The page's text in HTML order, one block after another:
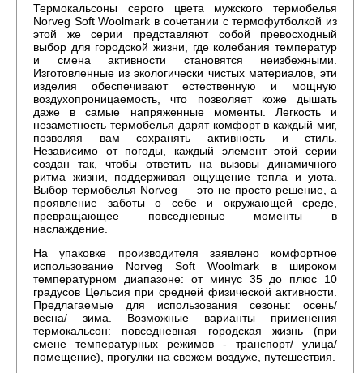
Термокальсоны серого цвета мужского термобелья
Norveg Soft Woolmark в сочетании с термофутболкой из
этой же серии представляют собой превосходный
выбор для городской жизни, где колебания температур
и смена активности становятся неизбежными.
Изготовленные из экологически чистых материалов, эти
изделия обеспечивают естественную и мощную
воздухопроницаемость, что позволяет коже дышать
даже в самые напряженные моменты. Легкость и
незаметность термобелья дарят комфорт в каждый миг,
позволяя вам сохранять активность и стиль.
Независимо от погоды, каждый элемент этой серии
создан так, чтобы ответить на вызовы динамичного
ритма жизни, поддерживая ощущение тепла и уюта.
Выбор термобелья Norveg — это не просто решение, а
проявление заботы о себе и окружающей среде,
превращающее повседневные моменты в
наслаждение.
На упаковке производителя заявлено комфортное
использование Norveg Soft Woolmark в широком
температурном диапазоне: от минус 35 до плюс 10
градусов Цельсия при средней физической активности.
Предлагаемые для использования сезоны: осень/
весна/ зима. Возможные варианты применения
термокальсон: повседневная городская жизнь (при
смене температурных режимов - транспорт/ улица/
помещение), прогулки на свежем воздухе, путешествия.